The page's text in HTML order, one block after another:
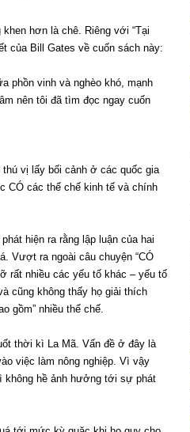
hơn là chê. Riêng với “Tại
của Bill Gates về cuốn sách này:
phồn vinh và nghèo khó, mạnh
nên tôi đã tìm đọc ngay cuốn
thú vị lấy bối cảnh ở các quốc gia
CÓ các thể chế kinh tế và chính
hiện ra rằng lập luận của hai
Vượt ra ngoài câu chuyện “CÓ
rất nhiều các yếu tố khác – yếu tố
cũng không thấy họ giải thích
gồm” nhiều thể chế.
thời kì La Mã. Vấn đề ở đây là
việc làm nông nghiệp. Vì vậy
không hề ảnh hưởng tới sự phát